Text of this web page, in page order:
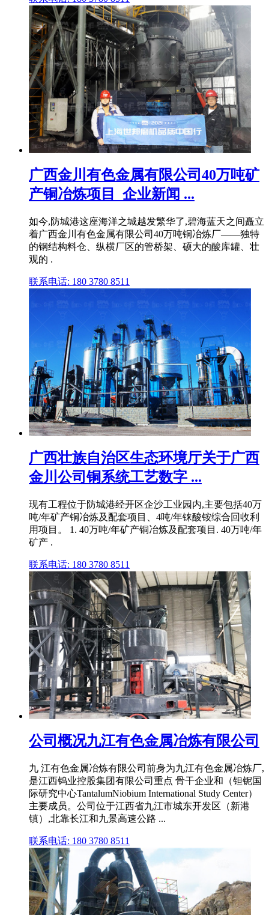
广西金川有色金属有限公司40万吨矿
产铜冶炼项目_企业新闻 ...
如今,防城港这座海洋之城越发繁华了,碧海蓝天之间矗立
着广西金川有色金属有限公司40万吨铜冶炼厂——独特
的钢结构料仓、纵横厂区的管桥架、硕大的酸库罐、壮
观的 .
联系电话: 180 3780 8511
广西壮族自治区生态环境厅关于广西
金川公司铜系统工艺数字 ...
现有工程位于防城港经开区企沙工业园内,主要包括40万
吨/年矿产铜冶炼及配套项目、4吨/年铼酸铵综合回收利
用项目。 1. 40万吨/年矿产铜冶炼及配套项目. 40万吨/年
矿产 .
联系电话: 180 3780 8511
公司概况九江有色金属冶炼有限公司
九 江有色金属冶炼有限公司前身为九江有色金属冶炼厂,
是江西钨业控股集团有限公司重点 骨干企业和（钽铌国
际研究中心TantalumNiobium International Study Center）
主要成员。公司位于江西省九江市城东开发区（新港
镇）,北靠长江和九景高速公路 ...
联系电话: 180 3780 8511